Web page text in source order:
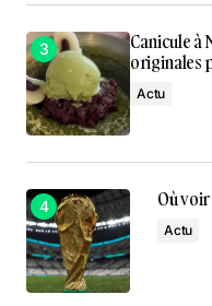
Canicule à
originales
Actu
Où
Actu